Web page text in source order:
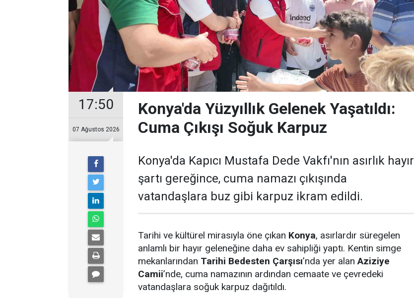
17:50
07 Ağustos 2026
Konya'da Yüzyıllık Gelenek Yaşatıldı:
Cuma Çıkışı Soğuk Karpuz
Konya'da Kapıcı Mustafa Dede Vakfı'nın asırlık hayır
şartı gereğince, cuma namazı çıkışında
vatandaşlara buz gibi karpuz ikram edildi.
Tarihi ve kültürel mirasıyla öne çıkan Konya, asırlardır süregelen
anlamlı bir hayır geleneğine daha ev sahipliği yaptı. Kentin simge
mekanlarından Tarihi Bedesten Çarşısı’nda yer alanAziziye
Camii’nde, cuma namazının ardından cemaate ve çevredeki
vatandaşlara soğuk karpuz dağıtıldı.